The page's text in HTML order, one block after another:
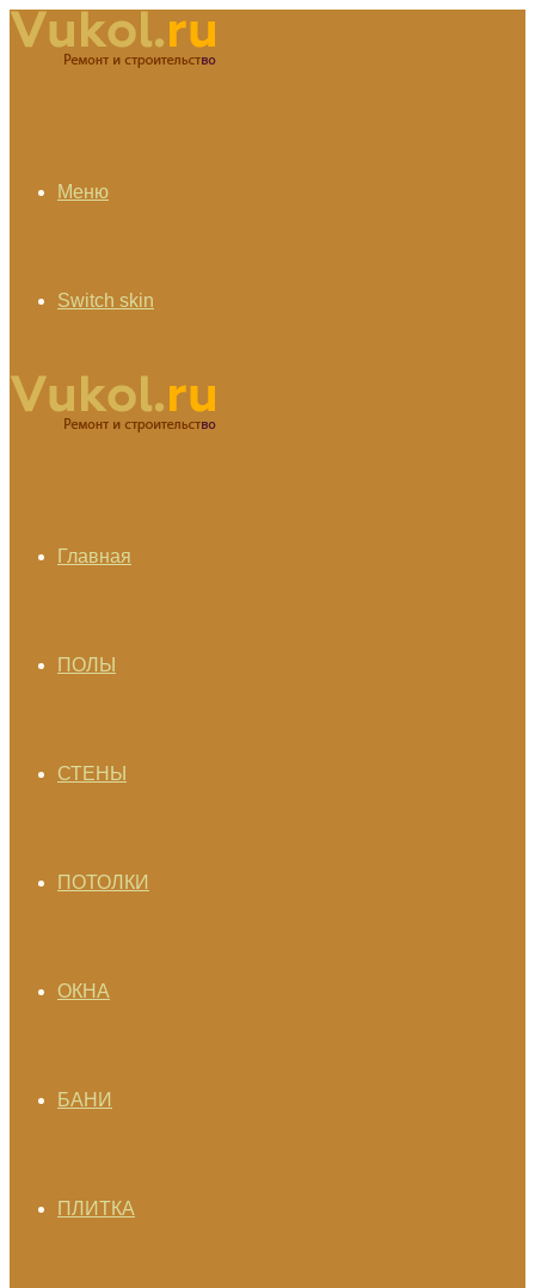
Меню
Switch skin
Главная
ПОЛЫ
СТЕНЫ
ПОТОЛКИ
ОКНА
БАНИ
ПЛИТКА